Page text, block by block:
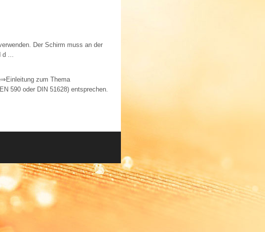
Der Schirm muss an der
d ...
zum Thema
590 oder DIN 51628) entsprechen.